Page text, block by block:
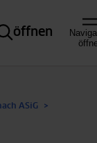
öffnen
ASiG